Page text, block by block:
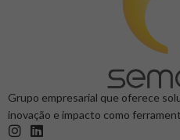
Grupo empresarial que oferece
inovação e impacto como